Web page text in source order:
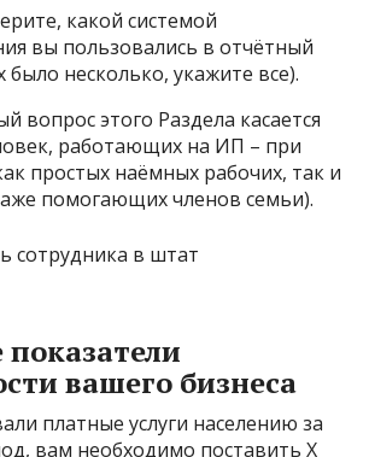
какой системой
вы пользовались в отчётный
было несколько, укажите все).
вопрос этого Раздела касается
работающих на ИП – при
простых наёмных рабочих, так и
помогающих членов семьи).
вашего бизнеса
платные услуги населению за
вам необходимо поставить Х